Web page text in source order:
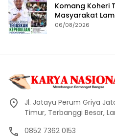
Komang Koheri
Masyarakat
Penyaluran
06/08/2026
Jl. Jatayu Perum Griya
Timur, Terbanggi Besar,
0852 7362 0153